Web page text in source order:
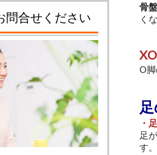
骨
く
O
・
足
す。
問合せください